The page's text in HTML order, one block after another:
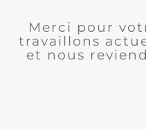
Merci pour
travaillons
et nous